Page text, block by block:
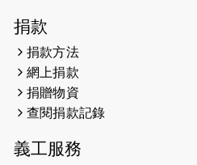
2026-04-30
2026-04-25
2026-04-24
2026-04-23
捐款
捐款方法
網上捐款
捐贈物資
查閱捐款記錄
義工服務